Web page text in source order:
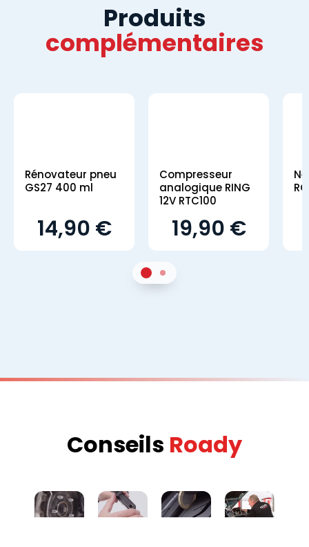
Produits
complémentaires
Rénovateur pneu
GS27 400 ml
14,90 €
Compresseur
analogique RING
12V RTC100
19,90 €
Sur 22Sur 2
Conseils Roady